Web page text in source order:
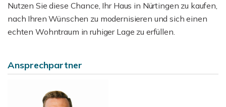
Nutzen Sie diese Chance, Ihr Haus in Nürtingen zu kaufen,
nach Ihren Wünschen zu modernisieren und sich einen
echten Wohntraum in ruhiger Lage zu erfüllen.
Ansprechpartner